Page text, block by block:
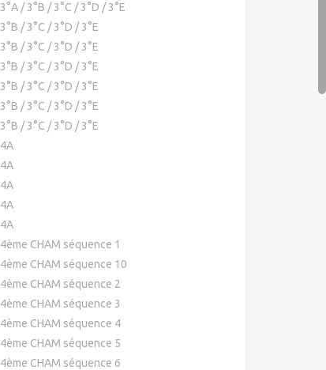
3°A / 3°B / 3°C / 3°D / 3°E
3°B / 3°C / 3°D / 3°E
3°B / 3°C / 3°D / 3°E
3°B / 3°C / 3°D / 3°E
3°B / 3°C / 3°D / 3°E
3°B / 3°C / 3°D / 3°E
3°B / 3°C / 3°D / 3°E
4A
4A
4A
4A
4A
4ème CHAM séquence 1
4ème CHAM séquence 10
4ème CHAM séquence 2
4ème CHAM séquence 3
4ème CHAM séquence 4
4ème CHAM séquence 5
4ème CHAM séquence 6